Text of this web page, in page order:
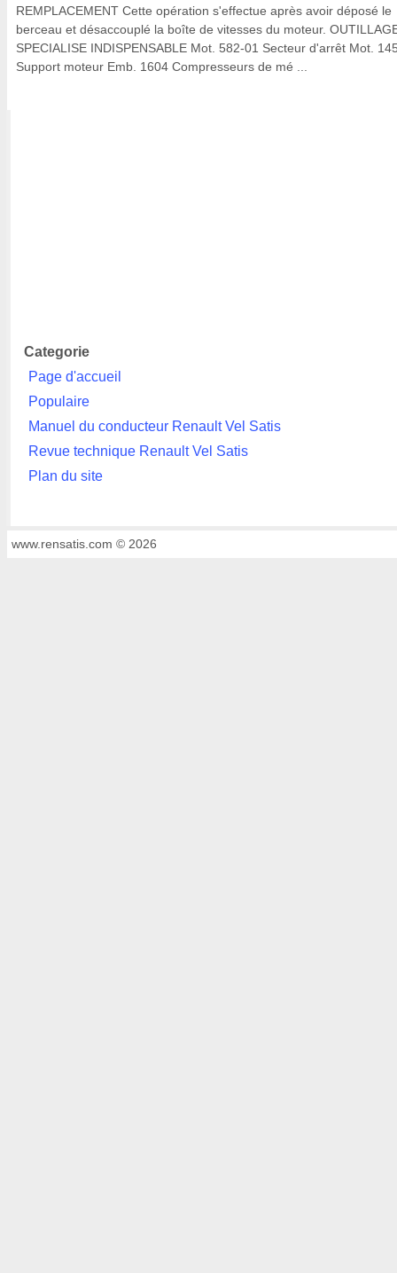
REMPLACEMENT Cette opération s'effectue après avoir déposé le
berceau et désaccouplé la boîte de vitesses du moteur.
SPECIALISE INDISPENSABLE Mot. 582-01 Secteur d'arrêt Mot.
Support moteur Emb. 1604 Compresseurs de mé ...
Categorie
Page d'accueil
Populaire
Manuel du conducteur Renault Vel Satis
Revue technique Renault Vel Satis
Plan du site
www.rensatis.com © 2026